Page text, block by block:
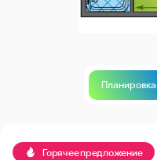
Планировка
Горячее предложение